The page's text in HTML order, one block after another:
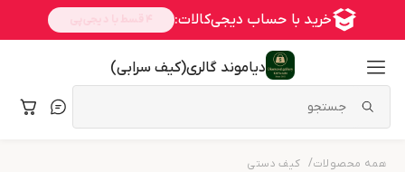
دیاموند گالری(کیف سرابی)
همه محصولات/ کیف دستی